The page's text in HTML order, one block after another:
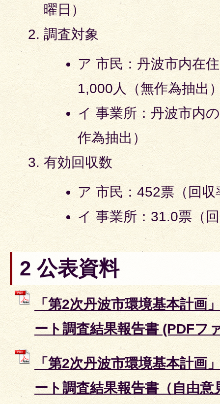
曜日）
調査対象
ア 市民：丹波市内在
1,000人（無作為抽出
イ 事業所：丹波市内
作為抽出）
有効回収数
ア 市民：452票（回
イ 事業所：31.0票（
2 公表資料
「第2次丹波市環境基本計画
ート調査結果報告書 (PDFフ
「第2次丹波市環境基本計画
ート調査結果報告書（自由